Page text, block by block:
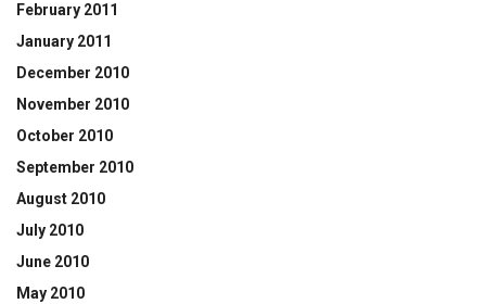
February 2011
January 2011
December 2010
November 2010
October 2010
September 2010
August 2010
July 2010
June 2010
May 2010